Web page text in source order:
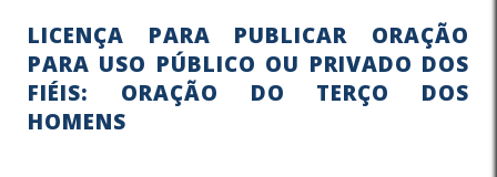
LICENÇA PARA PUBLICAR ORAÇÃO
PARA USO PÚBLICO OU PRIVADO DOS
FIÉIS: ORAÇÃO DO TERÇO DOS
HOMENS